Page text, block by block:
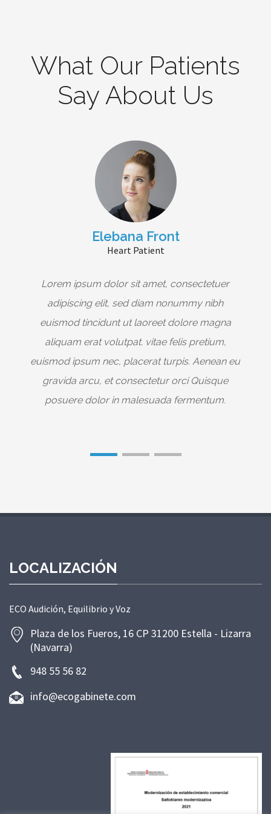
25
CLINIC ROOM
355
MACHINES
What Our Patients
Say About Us
Elebana Front
Heart Patient
Lorem ipsum dolor sit amet, consectetuer
adipiscing elit, sed diam nonummy nibh
euismod tincidunt ut laoreet dolore magna
aliquam erat volutpat. vitae felis pretium,
euismod ipsum nec, placerat turpis. Aenean eu
gravida arcu, et consectetur orci Quisque
posuere dolor in malesuada fermentum.
LOCALIZACIÓN
ECO Audición, Equilibrio y Voz
Plaza de los Fueros, 16 CP 31200 Estella - Lizarra
(Navarra)
948 55 56 82
info@ecogabinete.com